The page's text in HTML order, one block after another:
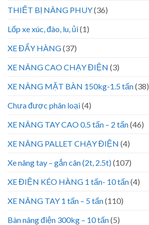
THIẾT BỊ NÂNG PHUY(36)
Lốp xe xúc, đào, lu, ủi(1)
XE ĐẨY HÀNG(37)
XE NÂNG CAO CHẠY ĐIỆN (3)
XE NÂNG MẶT BÀN 150kg-1.5 tấn(38)
Chưa được phân loại(4)
XE NÂNG TAY CAO 0.5 tấn – 2 tấn(46)
XE NÂNG PALLET CHẠY ĐIỆN (4)
Xe nâng tay – gắn cân (2t, 2.5t)(107)
XE ĐIỆN KÉO HÀNG 1 tấn- 10 tấn(4)
XE NÂNG TAY 1 tấn – 5 tấn(110)
Bàn nâng điện 300kg – 10 tấn(5)